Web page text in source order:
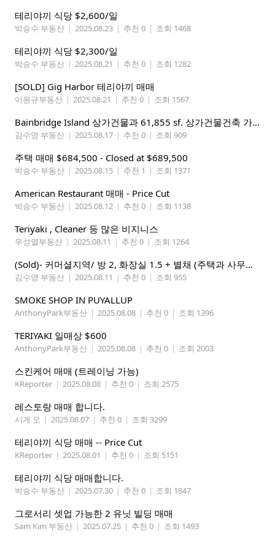
테리야끼 식당 $2,600/일
박승수 부동산 | 2025.08.23 | 추천 0 | 조회 1468
테리야끼 식당 $2,300/일
박승수 부동산 | 2025.08.21 | 추천 0 | 조회 1282
[SOLD] Gig Harbor 테리야끼 매매
이원규부동산 | 2025.08.21 | 추천 0 | 조회 1567
Bainbridge Island 상가건물과 61,855 sf. 상가건물건축 가능한(NSC)대지 $1,960,000
김수영 부동산 | 2025.08.17 | 추천 0 | 조회 909
주택 매매 $684,500 - Closed at $689,500
박승수 부동산 | 2025.08.15 | 추천 1 | 조회 1371
American Restaurant 매매 - Price Cut
박승수 부동산 | 2025.08.12 | 추천 0 | 조회 1138
Teriyaki , Cleaner 등 많은 비지니스
우성열부동산 | 2025.08.11 | 추천 0 | 조회 1264
(Sold)- 커머셜지역/ 방 2, 화장실 1.5 + 별채 (주택과 사무실을 함께 할 수 있는 건물) $499,000
김수영 부동산 | 2025.08.11 | 추천 0 | 조회 955
SMOKE SHOP IN PUYALLUP
AnthonyPark부동산 | 2025.08.08 | 추천 0 | 조회 1396
TERIYAKI 일매상 $600
AnthonyPark부동산 | 2025.08.08 | 추천 0 | 조회 2003
스킨케어 매매 (트레이닝 가능)
KReporter | 2025.08.08 | 추천 0 | 조회 2575
레스토랑 매매 합니다.
시게 오 | 2025.08.07 | 추천 0 | 조회 3299
테리야끼 식당 매매 -- Price Cut
KReporter | 2025.08.01 | 추천 0 | 조회 5151
테리야끼 식당 매매합니다.
박승수 부동산 | 2025.07.30 | 추천 0 | 조회 1847
그로서리 셋업 가능한 2 유닛 빌딩 매매
Sam Kim 부동산 | 2025.07.25 | 추천 0 | 조회 1493